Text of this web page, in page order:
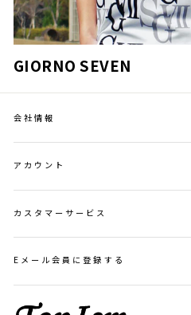
GIORNO SEVEN
会社情報
アカウント
カスタマーサービス
Eメール会員に登録する